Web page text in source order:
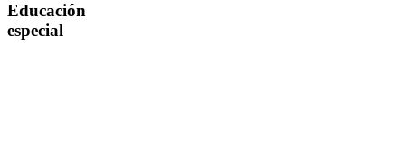
Educación
especial